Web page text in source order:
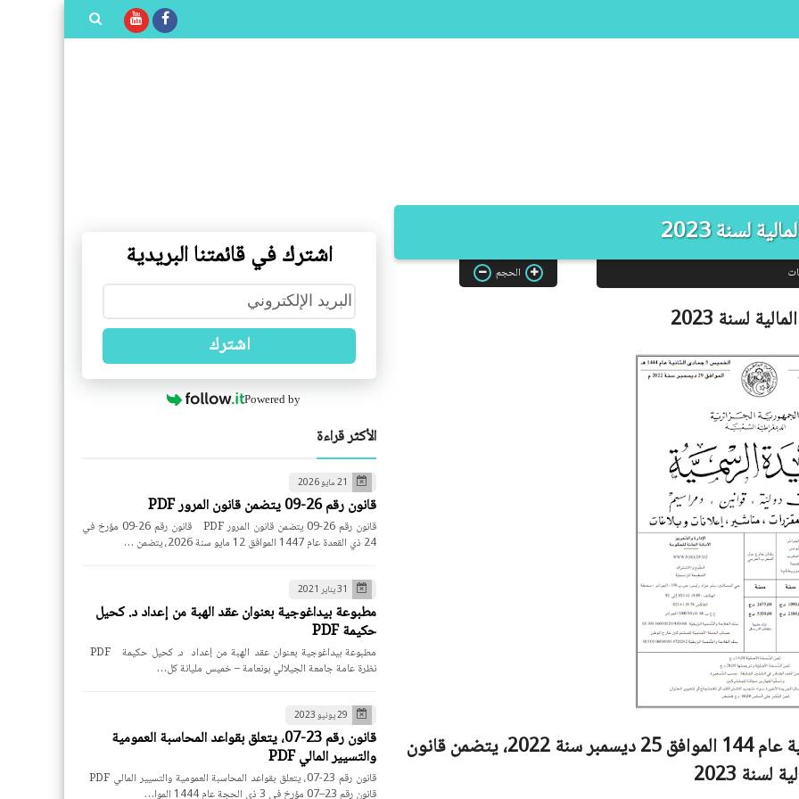
لسنة 2023
الحجم
لسنة 2023
قانون رقم 22-24 مؤرخ في أول جمادي الثانية عام 144 الموافق 25 ديسمبر سنة 2022، يتضمن قانون
لسنة 2023
اشترك في قائمتنا البريدية
اشترك
Powered by
الأكثر قراءة
21 مايو 2026
قانون رقم 26-09 يتضمن قانون المرور PDF
قانون رقم 26-09 يتضمن قانون المرور PDF قانون رقم 26-09 مؤرخ في
24 ذي القعدة عام 1447 الموافق 12 مايو سنة 2026، يتضمن …
31 يناير 2021
مطبوعة بيداغوجية بعنوان عقد الهبة من إعداد د. كحيل
حكيمة PDF
نظرة عامة جامعة الجيلالي بونعامة – خميس مليانة كل…
29 يونيو 2023
قانون رقم 23-07، يتعلق بقواعد المحاسبة العمومية
والتسيير المالي PDF
قانون رقم 23–07 مؤرخ في 3 ذي الحجة عام 1444 الموا…